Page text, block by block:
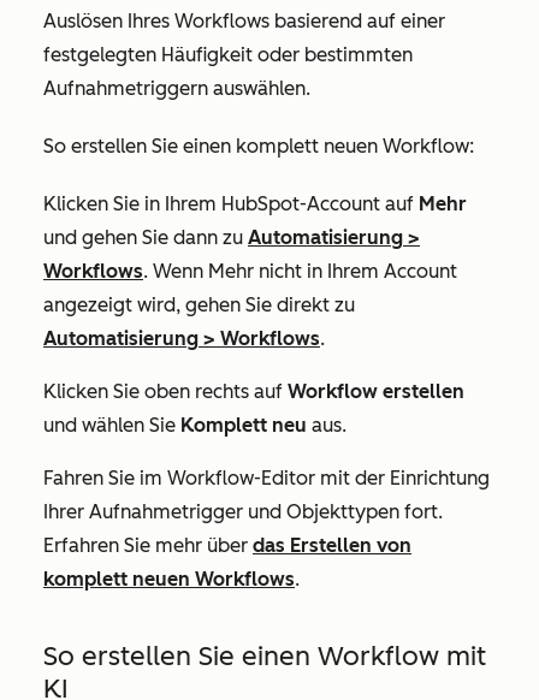
Auslösen Ihres Workflows basierend auf einer
festgelegten Häufigkeit oder bestimmten
Aufnahmetriggern auswählen.
So erstellen Sie einen komplett neuen Workflow:
Klicken Sie in Ihrem HubSpot-Account auf Mehr
und gehen Sie dann zu Automatisierung >
Workflows. Wenn Mehr nicht in Ihrem Account
angezeigt wird, gehen Sie direkt zu
Automatisierung > Workflows.
Klicken Sie oben rechts auf Workflow erstellen
und wählen Sie Komplett neu aus.
Fahren Sie im Workflow-Editor mit der Einrichtung
Ihrer Aufnahmetrigger und Objekttypen fort.
Erfahren Sie mehr über das Erstellen von
komplett neuen Workflows.
So erstellen Sie einen Workflow mit
KI